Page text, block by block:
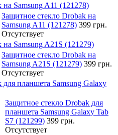
Samsung A11 (121278)
Защитное стекло Drobak на
Samsung A11 (121278) 399 грн.
Отсутствует
Samsung A21S (121279)
Защитное стекло Drobak на
Samsung A21S (121279) 399 грн.
Отсутствует
планшета Samsung Galaxy
Защитное стекло Drobak для
планшета Samsung Galaxy Tab
S7 (121299) 399 грн.
Отсутствует